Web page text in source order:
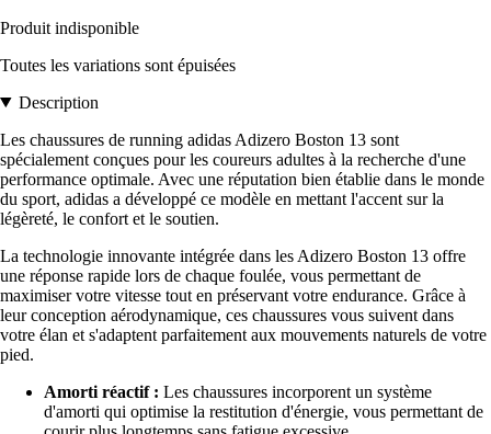
Produit indisponible
Toutes les variations sont épuisées
Description
Les chaussures de running adidas Adizero Boston 13 sont
spécialement conçues pour les coureurs adultes à la recherche d'une
performance optimale. Avec une réputation bien établie dans le monde
du sport, adidas a développé ce modèle en mettant l'accent sur la
légèreté, le confort et le soutien.
La technologie innovante intégrée dans les Adizero Boston 13 offre
une réponse rapide lors de chaque foulée, vous permettant de
maximiser votre vitesse tout en préservant votre endurance. Grâce à
leur conception aérodynamique, ces chaussures vous suivent dans
votre élan et s'adaptent parfaitement aux mouvements naturels de votre
pied.
Amorti réactif : Les chaussures incorporent un système
d'amorti qui optimise la restitution d'énergie, vous permettant de